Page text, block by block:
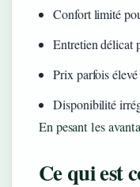
Confort limité
Entretien délicat
Prix parfois
Disponibilité
En pesant les
Ce qui est